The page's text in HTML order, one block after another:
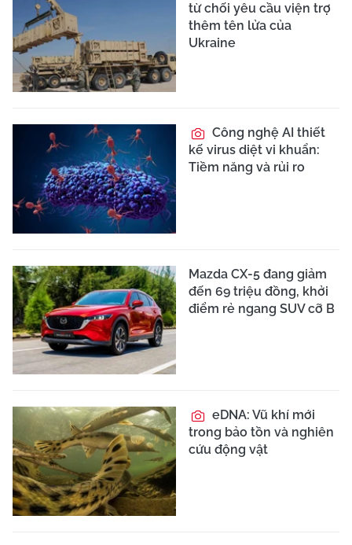
từ chối yêu cầu viện trợ
thêm tên lửa của
Ukraine
Công nghệ AI thiết
kế virus diệt vi khuẩn:
Tiềm năng và rủi ro
Mazda CX-5 đang giảm
đến 69 triệu đồng, khởi
điểm rẻ ngang SUV cỡ B
eDNA: Vũ khí mới
trong bảo tồn và nghiên
cứu động vật